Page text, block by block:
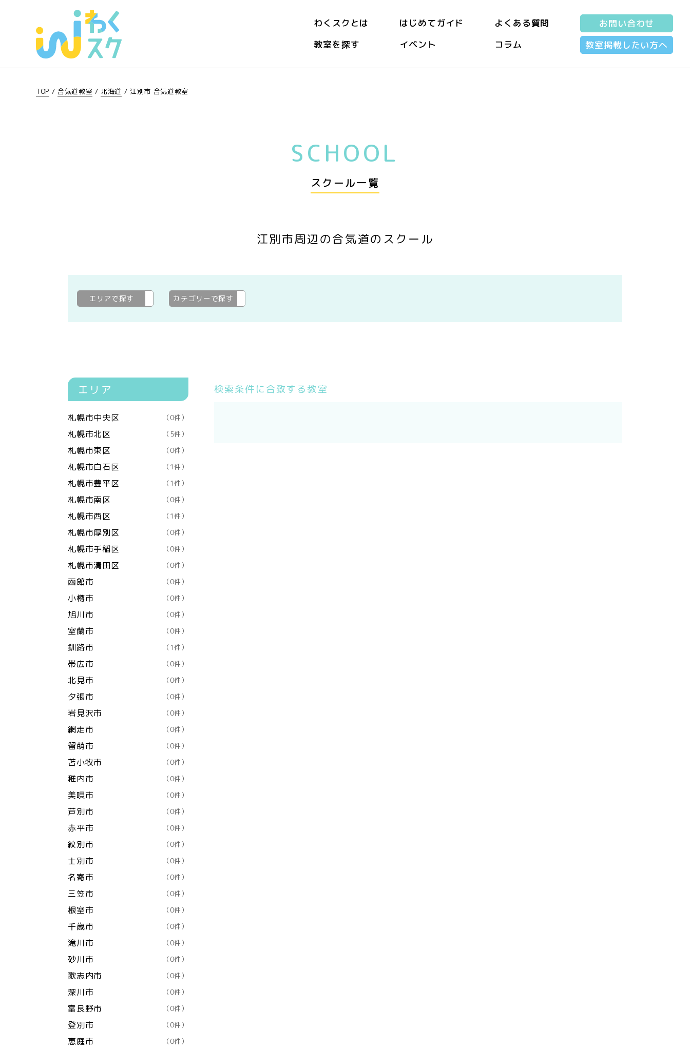
わくスクとは はじめてガイド
よくある質問
教室を探す
イベント コラム
お問い合わせ
教室掲載したい方へ
TOP / 合気道教室 /北海道 /江別市 合気道教室
SCHOOL
スクール一覧
江別市周辺の合気道のスクール
エリアで探す 江別市カテゴリーで探す
エリア
札幌市中央区 （0件）
札幌市北区 （5件）
札幌市東区 （0件）
札幌市白石区 （1件）
札幌市豊平区 （1件）
札幌市南区 （0件）
札幌市西区 （1件）
札幌市厚別区 （0件）
札幌市手稲区 （0件）
札幌市清田区 （0件）
函館市 （0件）
小樽市 （0件）
旭川市 （0件）
室蘭市 （0件）
釧路市 （1件）
帯広市 （0件）
北見市 （0件）
夕張市 （0件）
岩見沢市 （0件）
網走市 （0件）
留萌市 （0件）
苫小牧市 （0件）
稚内市 （0件）
美唄市 （0件）
芦別市 （0件）
赤平市 （0件）
紋別市 （0件）
士別市 （0件）
名寄市 （0件）
三笠市 （0件）
根室市 （0件）
千歳市 （0件）
滝川市 （0件）
砂川市 （0件）
歌志内市 （0件）
深川市 （0件）
富良野市 （0件）
登別市 （0件）
恵庭市 （0件）
検索条件に合致する教室